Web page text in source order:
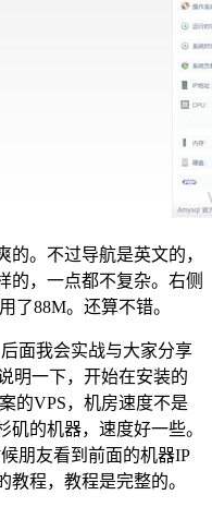
。不过导航是英文的，
的，一点都不复杂。右侧
了88M。还算不错。
面我会实战与大家分享
明一下，开始在安装的
的VPS，机房速度不是
的机器，速度好一些。
朋友看到前面的机器IP
程，教程是完整的。